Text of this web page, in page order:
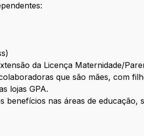
da Licença Maternidade/
que são mães, com
lojas GPA.
benefícios nas áreas de educação,